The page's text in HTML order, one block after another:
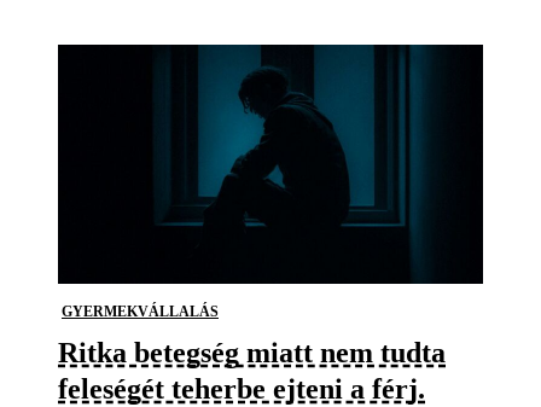
GYERMEKVÁLLALÁS
Ritka betegség miatt nem tudta
feleségét teherbe ejteni a férj.